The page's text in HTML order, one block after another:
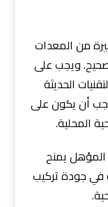
من المعدات
صحيح. ويجب على
الحديثة
يجب أن يكون على
المحلية.
يمنح
في جودة تركيب